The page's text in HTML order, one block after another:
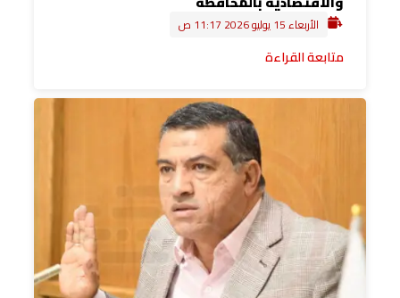
الأربعاء 15 يوليو 2026 11:17 ص
متابعة القراءة